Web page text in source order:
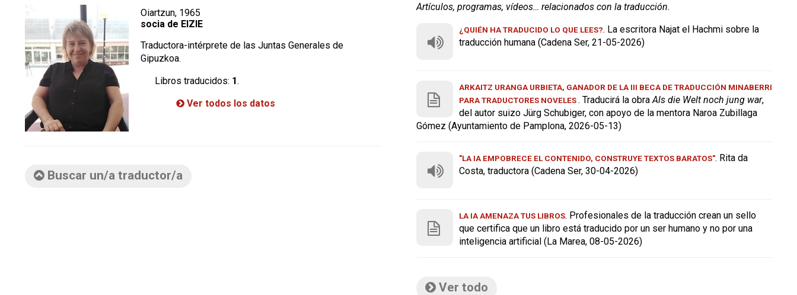
Oiartzun, 1965
socia de EIZIE
Traductora-intérprete de las Juntas Generales de
Gipuzkoa.
Libros traducidos: 1.
Ver todos los datos
Buscar un/a traductor/a
Artículos, programas, vídeos… relacionados con la traducción.
¿QUIÉN HA TRADUCIDO LO QUE LEES?. La escritora Najat el Hachmi sobre la
traducción humana (Cadena Ser, 21-05-2026)
ARKAITZ URANGA URBIETA, GANADOR DE LA III BECA DE TRADUCCIÓN MINABERRI
PARA TRADUCTORES NOVELES . Traducirá la obra Als die Welt noch jung war,
del autor suizo Jürg Schubiger, con apoyo de la mentora Naroa Zubillaga
Gómez (Ayuntamiento de Pamplona, 2026-05-13)
"LA IA EMPOBRECE EL CONTENIDO, CONSTRUYE TEXTOS BARATOS". Rita da
Costa, traductora (Cadena Ser, 30-04-2026)
LA IA AMENAZA TUS LIBROS. Profesionales de la traducción crean un sello
que certifica que un libro está traducido por un ser humano y no por una
inteligencia artificial (La Marea, 08-05-2026)
Ver todo